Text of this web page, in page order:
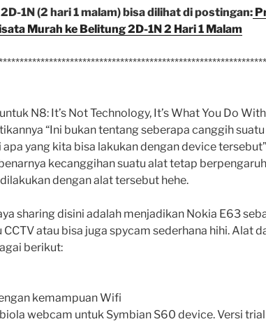
1N (2 hari 1 malam) bisa dilihat di postingan:
Murah ke Belitung 2D-1N 2 Hari 1 Malam
N8: It’s Not Technology, It’s What You Do
“Ini bukan tentang seberapa canggih suatu
yang kita bisa lakukan dengan device
kecanggihan suatu alat tetap
dengan alat tersebut hehe.
sharing disini adalah menjadikan Nokia E63
atau bisa juga spycam sederhana hihi. Alat
berikut:
kemampuan Wifi
webcam untuk Symbian S60 device. Versi trial